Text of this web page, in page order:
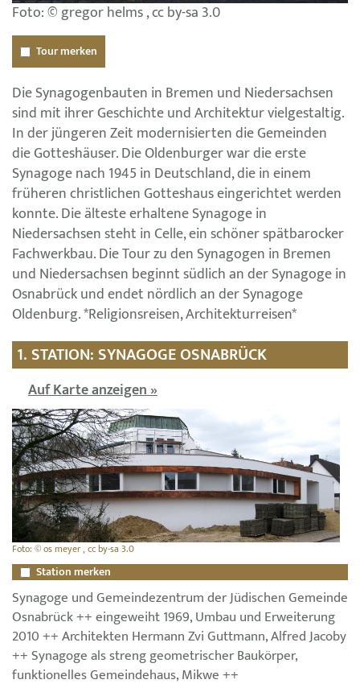
Foto: © gregor helms , cc by-sa 3.0
Tour merken
Die Synagogenbauten in Bremen und Niedersachsen
sind mit ihrer Geschichte und Architektur vielgestaltig.
In der jüngeren Zeit modernisierten die Gemeinden
die Gotteshäuser. Die Oldenburger war die erste
Synagoge nach 1945 in Deutschland, die in einem
früheren christlichen Gotteshaus eingerichtet werden
konnte. Die älteste erhaltene Synagoge in
Niedersachsen steht in Celle, ein schöner spätbarocker
Fachwerkbau. Die Tour zu den Synagogen in Bremen
und Niedersachsen beginnt südlich an der Synagoge in
Osnabrück und endet nördlich an der Synagoge
Oldenburg. *Religionsreisen, Architekturreisen*
1. STATION: SYNAGOGE OSNABRÜCK
Auf Karte anzeigen »
Foto: © os meyer , cc by-sa 3.0
Station merken
Synagoge und Gemeindezentrum der Jüdischen Gemeinde
Osnabrück ++ eingeweiht 1969, Umbau und Erweiterung
2010 ++ Architekten Hermann Zvi Guttmann, Alfred Jacoby
++ Synagoge als streng geometrischer Baukörper,
funktionelles Gemeindehaus, Mikwe ++